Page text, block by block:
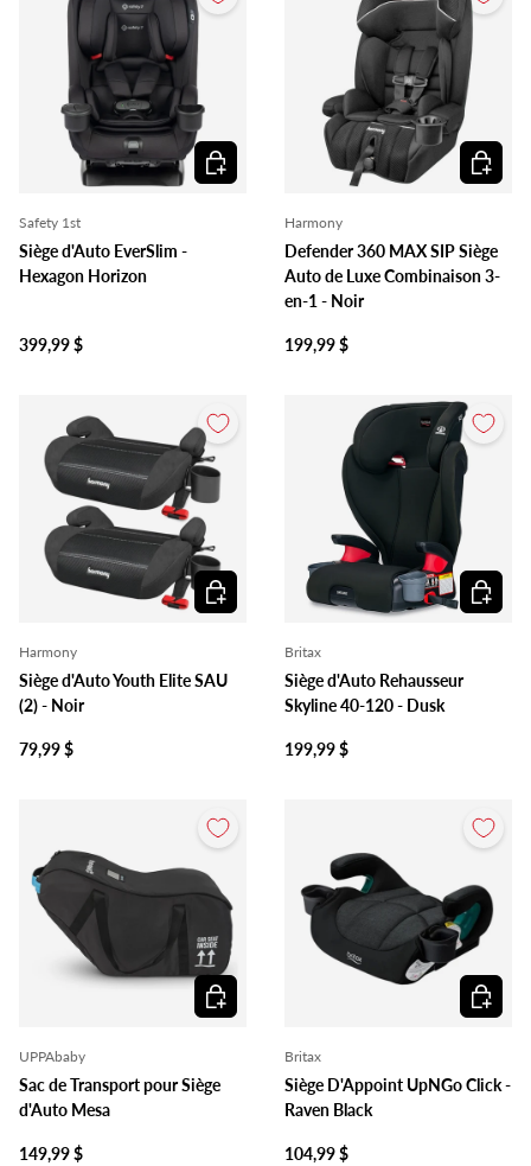
Safety 1st
Siège d'Auto EverSlim -
Hexagon Horizon
399,99 $
Ajouter au panier
Harmony
Defender 360 MAX SIP Siège
Auto de Luxe Combinaison 3-
en-1 - Noir
199,99 $
Ajouter
Harmony
Siège d'Auto Youth Elite SAU
(2) - Noir
79,99 $
Ajouter au panier
Britax
Siège d'Auto Rehausseur
Skyline 40-120 - Dusk
199,99 $
Ajouter
UPPAbaby
Sac de Transport pour Siège
d'Auto Mesa
149,99 $
Ajouter au panier
Britax
Siège D'Appoint UpNGo Click -
Raven Black
104,99 $
Ajouter